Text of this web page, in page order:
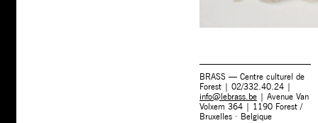
BRASS — Centre culturel de
Forest | 02/332.40.24 |
info@lebrass.be | Avenue Van
Volxem 364 | 1190 Forest /
Bruxelles · Belgique